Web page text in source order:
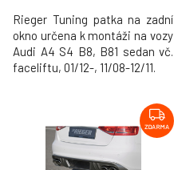
Rieger Tuning patka na zadní
okno určena k montáži na vozy
Audi A4 S4 B8, B81 sedan vč.
faceliftu, 01/12-, 11/08-12/11.
ZDARMA